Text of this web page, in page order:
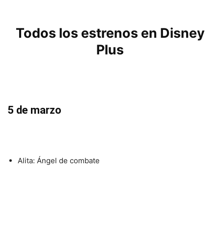
Todos los estrenos en Disney
Plus
5 de marzo
Alita: Ángel de combate